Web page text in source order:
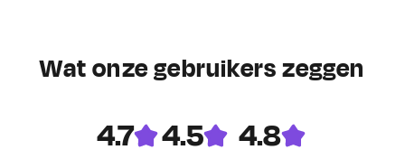
Wat onze gebruikers zeggen
4.7 4.5 4.8